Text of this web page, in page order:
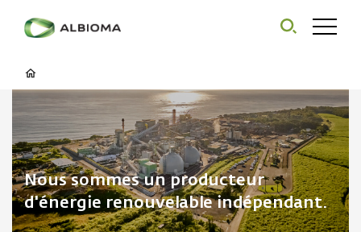
Nous sommes un producteur
d'énergie renouvelable indépendant.